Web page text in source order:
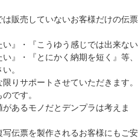
販売していないお客様だけの伝票
』・『こうゆう感じでは出来ない
』・『とにかく納期を短く』等、
。
りサポートさせていただきます。
です。
あるモノだとデンプラは考えま
伝票を製作されるお客様にもご安